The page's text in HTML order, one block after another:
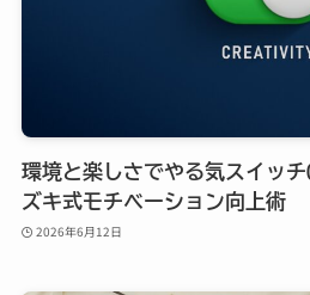
環境と楽しさでやる気スイッチ
ズキ式モチベーション向上術
2026年6月12日